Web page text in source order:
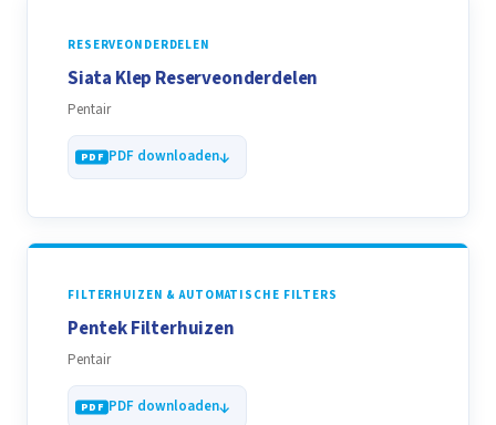
RESERVEONDERDELEN
Siata Klep Reserveonderdelen
Pentair
PDF downloaden
FILTERHUIZEN & AUTOMATISCHE FILTERS
Pentek Filterhuizen
Pentair
PDF downloaden